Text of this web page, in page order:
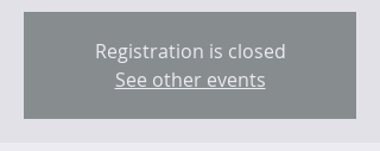
Registration is closed
See other events